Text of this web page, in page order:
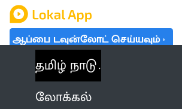
ஆப்பை டவுன்லோட் செய்யவும்
தமிழ் நாடு
லோக்கல்